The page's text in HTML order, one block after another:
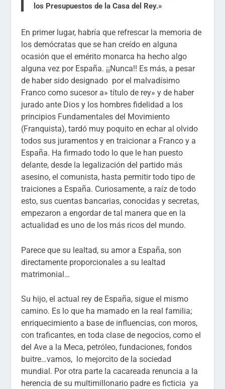
los Presupuestos de la Casa del Rey.»
En primer lugar, habría que refrescar la memoria de
los demócratas que se han creído en alguna
ocasión que el emérito monarca ha hecho algo
alguna vez por España. ¡¡Nunca!! Es más, a pesar
de haber sido designado por el malvadísimo
Franco como sucesor a» título de rey» y de haber
jurado ante Dios y los hombres fidelidad a los
principios Fundamentales del Movimiento
(Franquista), tardó muy poquito en echar al olvido
todos sus juramentos y en traicionar a Franco y a
España. Ha firmado todo lo que le han puesto
delante, desde la legalización del partido más
asesino, el comunista, hasta permitir todo tipo de
traiciones a España. Curiosamente, a raíz de todo
esto, sus cuentas bancarias, conocidas y secretas,
empezaron a engordar de tal manera que en la
actualidad es uno de los más ricos del mundo.
Parece que su lealtad, su amor a España, son
directamente proporcionales a su lealtad
matrimonial…
Su hijo, el actual rey de España, sigue el mismo
camino. Es lo que ha mamado en la real familia;
enriquecimiento a base de influencias, con moros,
con traficantes, en toda clase de negocios, como el
del Ave a la Meca, petróleo, fundaciones, fondos
buitre…vamos, lo mejorcito de la sociedad
mundial. Por otra parte la cacareada renuncia a la
herencia de su multimillonario padre es ficticia ya